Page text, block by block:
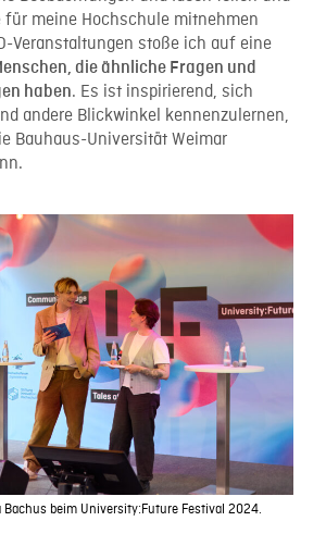
meine Hochschule mitnehmen
Veranstaltungen stoße ich auf eine
die ähnliche Fragen und
haben. Es ist inspirierend, sich
andere Blickwinkel kennenzulernen,
Bauhaus-Universität Weimar
Bachus beim University:Future Festival 2024.